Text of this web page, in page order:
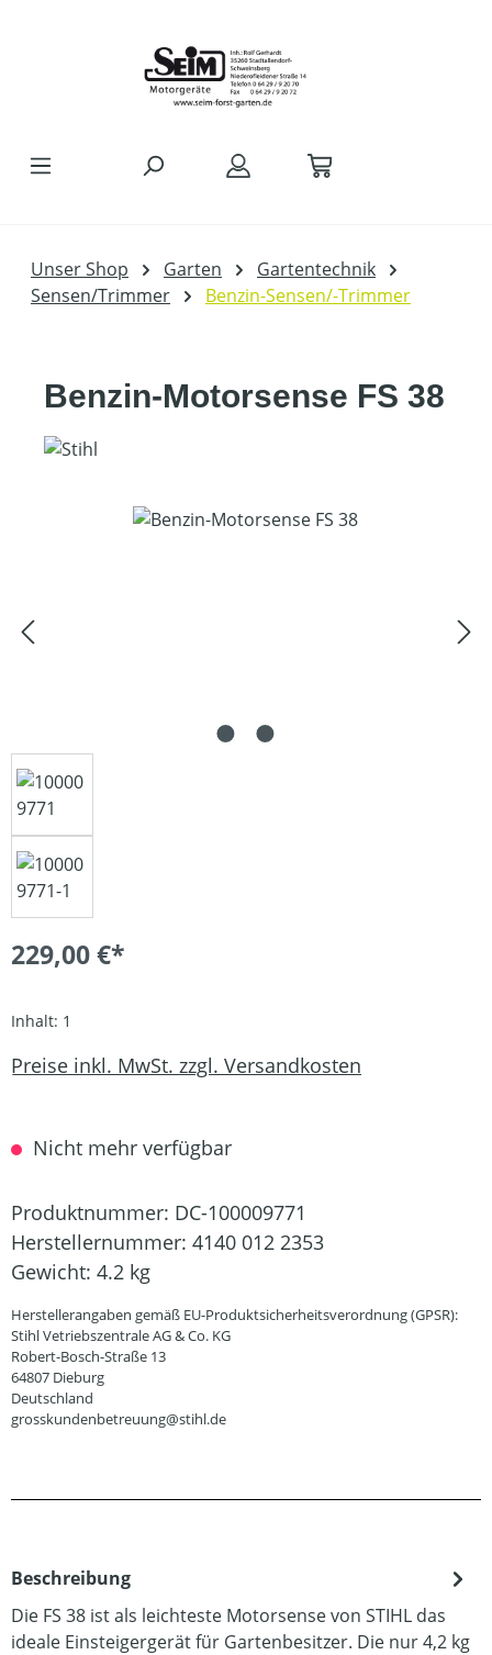
Unser Shop Garten
Gartentechnik
Sensen/Trimmer
Benzin-Sensen/-Trimmer
Benzin-Motorsense FS 38
Bildergalerie überspringen
229,00 €*
Inhalt: 1
Preise inkl. MwSt. zzgl. Versandkosten
Nicht mehr verfügbar
Produktnummer: DC-100009771
Herstellernummer: 4140 012 2353
Gewicht: 4.2 kg
Herstellerangaben gemäß EU-Produktsicherheitsverordnung (GPSR):
Stihl Vetriebszentrale AG & Co. KG
Robert-Bosch-Straße 13
64807 Dieburg
Deutschland
grosskundenbetreuung@stihl.de
Beschreibung
Die FS 38 ist als leichteste Motorsense von STIHL das
ideale Einsteigergerät für Gartenbesitzer. Die nur 4,2 kg